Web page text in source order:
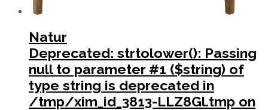
Natur
Deprecated: strtolower(): Passing
null to parameter #1 ($string) of
type string is deprecated in
/tmp/xim_id_3813-LLZ8Gl.tmp on